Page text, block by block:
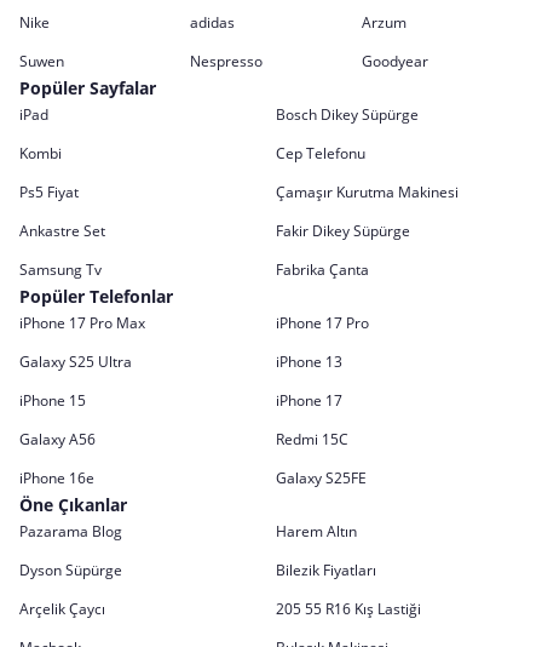
Nike adidas
Arzum
Suwen
Nespresso Goodyear
Popüler Sayfalar
iPad
Bosch Dikey Süpürge
Kombi
Cep Telefonu
Ps5 Fiyat
Çamaşır Kurutma Makinesi
Ankastre Set
Fakir Dikey Süpürge
Samsung Tv
Fabrika Çanta
Popüler Telefonlar
iPhone 17 Pro Max
iPhone 17 Pro
Galaxy S25 Ultra
iPhone 13
iPhone 15
iPhone 17
Galaxy A56
Redmi 15C
iPhone 16e
Galaxy S25FE
Öne Çıkanlar
Pazarama Blog
Harem Altın
Dyson Süpürge
Bilezik Fiyatları
Arçelik Çaycı
205 55 R16 Kış Lastiği